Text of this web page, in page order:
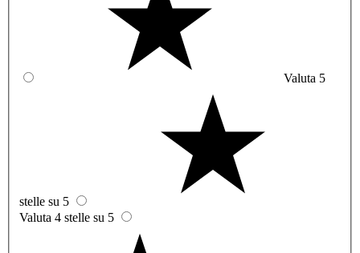
Valuta 5
stelle su 5
Valuta 4 stelle su 5